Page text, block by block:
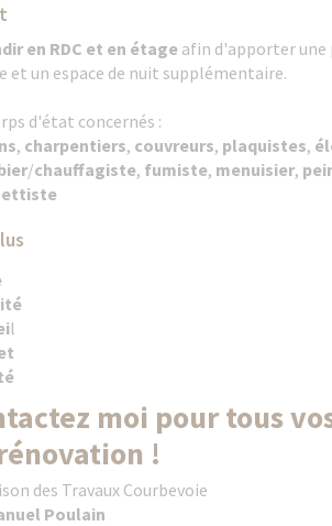
en RDC et en étage afin d'apporter une
et un espace de nuit supplémentaire.
d'état concernés :
, charpentiers, couvreurs, plaquistes,
/chauffagiste, fumiste, menuisier,
l
moi pour tous
!
des Travaux Courbevoie
Poulain